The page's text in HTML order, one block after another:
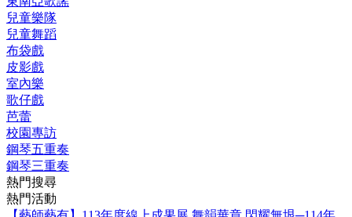
兒童樂隊
兒童舞蹈
布袋戲
皮影戲
室內樂
歌仔戲
芭蕾
校園專訪
鋼琴五重奏
鋼琴三重奏
熱門搜尋
熱門活動